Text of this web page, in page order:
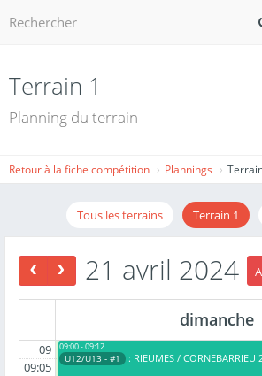
Terrain 1
Planning du terrain
Retour à la fiche compétition Plannings
Tous les terrains Terrain 1
21 avril 2024
dimanche
09
09:05
09:00 - 09:12
U12/U13 - #1 : RIEUMES / CORNEBARRIEU